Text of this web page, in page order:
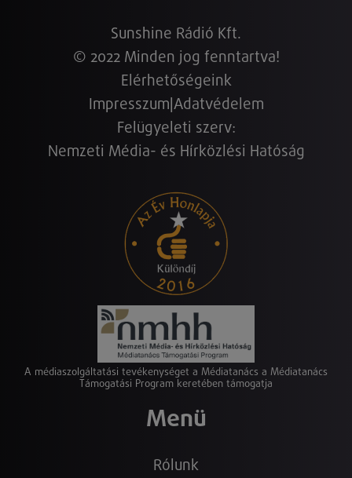
Sunshine Rádió Kft.
© 2022 Minden jog fenntartva!
Elérhetőségeink
Impresszum Adatvédelem
Felügyeleti szerv:
Nemzeti Média- és Hírközlési Hatóság
A médiaszolgáltatási tevékenységet a Médiatanács a Médiatanács
Támogatási Program keretében támogatja
Menü
Rólunk